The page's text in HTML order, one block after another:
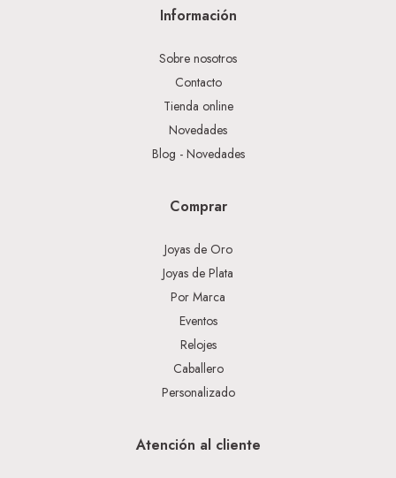
Información
Sobre nosotros
Contacto
Tienda online
Novedades
Blog - Novedades
Comprar
Joyas de Oro
Joyas de Plata
Por Marca
Eventos
Relojes
Caballero
Personalizado
Atención al cliente